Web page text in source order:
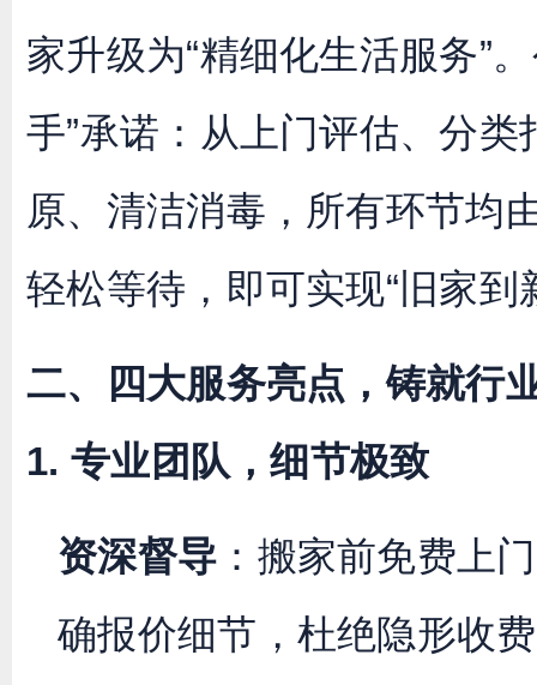
家升级为“精细化生活服务”
手”承诺：从上门评估、分
原、清洁消毒，所有环节均
轻松等待，即可实现“旧家到
二、四大服务亮点，铸就行
1. 专业团队，细节极致
资深督导 ：搬家前免费上
确报价细节，杜绝隐形收